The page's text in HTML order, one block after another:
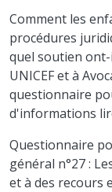
Comment les
procédures
quel soutien
UNICEF et à
questionnaire
d'informations
Questionnaire
général n°27 :
et à des recours